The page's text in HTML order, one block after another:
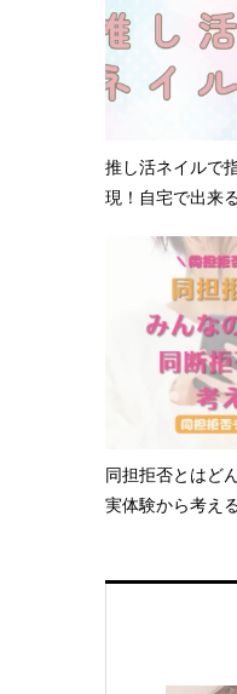
推し活ネイルで
現！自宅で出来
同担拒否とはど
実体験から考え